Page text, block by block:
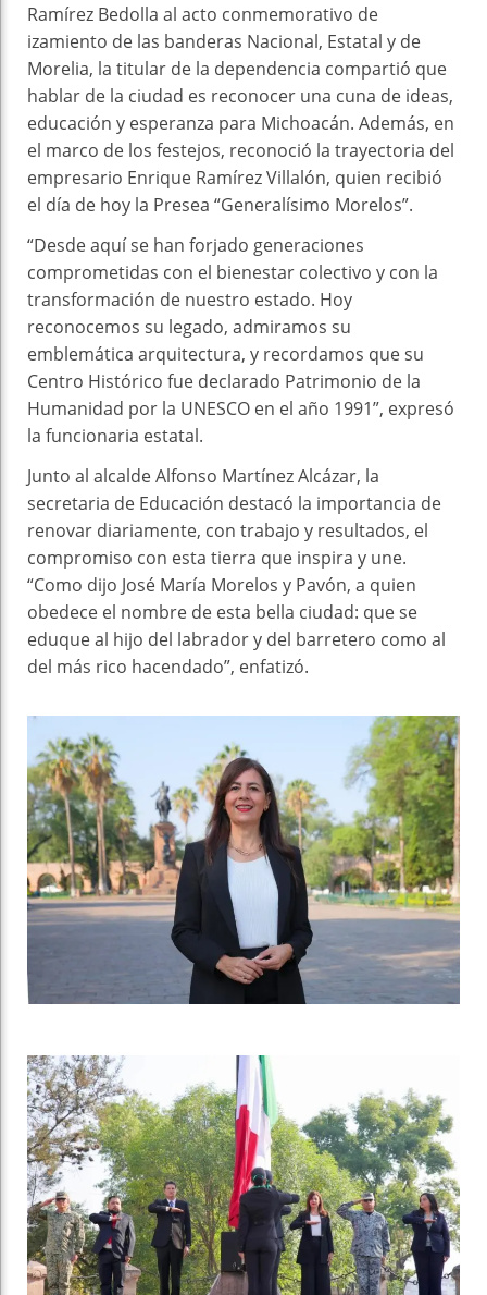
Ramírez Bedolla al acto conmemorativo de
izamiento de las banderas Nacional, Estatal y de
Morelia, la titular de la dependencia compartió que
hablar de la ciudad es reconocer una cuna de ideas,
educación y esperanza para Michoacán. Además, en
el marco de los festejos, reconoció la trayectoria del
empresario Enrique Ramírez Villalón, quien recibió
el día de hoy la Presea “Generalísimo Morelos”.
“Desde aquí se han forjado generaciones
comprometidas con el bienestar colectivo y con la
transformación de nuestro estado. Hoy
reconocemos su legado, admiramos su
emblemática arquitectura, y recordamos que su
Centro Histórico fue declarado Patrimonio de la
Humanidad por la UNESCO en el año 1991”, expresó
la funcionaria estatal.
Junto al alcalde Alfonso Martínez Alcázar, la
secretaria de Educación destacó la importancia de
renovar diariamente, con trabajo y resultados, el
compromiso con esta tierra que inspira y une.
“Como dijo José María Morelos y Pavón, a quien
obedece el nombre de esta bella ciudad: que se
eduque al hijo del labrador y del barretero como al
del más rico hacendado”, enfatizó.